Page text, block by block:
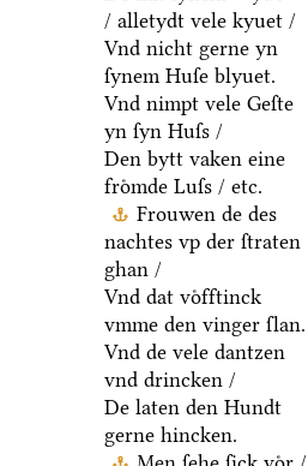
/ alletydt vele kyuet /
Vnd nicht gerne yn
ſynem Huſe blyuet.
Vnd nimpt vele Geſte
yn ſyn Huſs /
Den bytt vaken eine
froͤmde Luſs / etc.
Frouwen de des
nachtes vp der ſtraten
ghan /
Vnd dat voͤfftinck
vmme den vinger ſlan.
Vnd de vele dantzen
vnd drincken /
De laten den Hundt
gerne hincken.